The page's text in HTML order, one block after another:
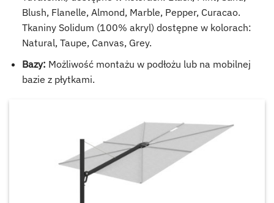
Blush, Flanelle, Almond, Marble, Pepper, Curacao.
Tkaniny Solidum (100% akryl) dostępne w kolorach:
Natural, Taupe, Canvas, Grey.
Bazy: Możliwość montażu w podłożu lub na mobilnej
bazie z płytkami.